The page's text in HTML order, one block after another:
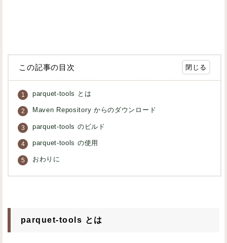
この記事の目次
parquet-tools とは
Maven Repository からのダウンロード
parquet-tools のビルド
parquet-tools の使用
おわりに
parquet-tools とは